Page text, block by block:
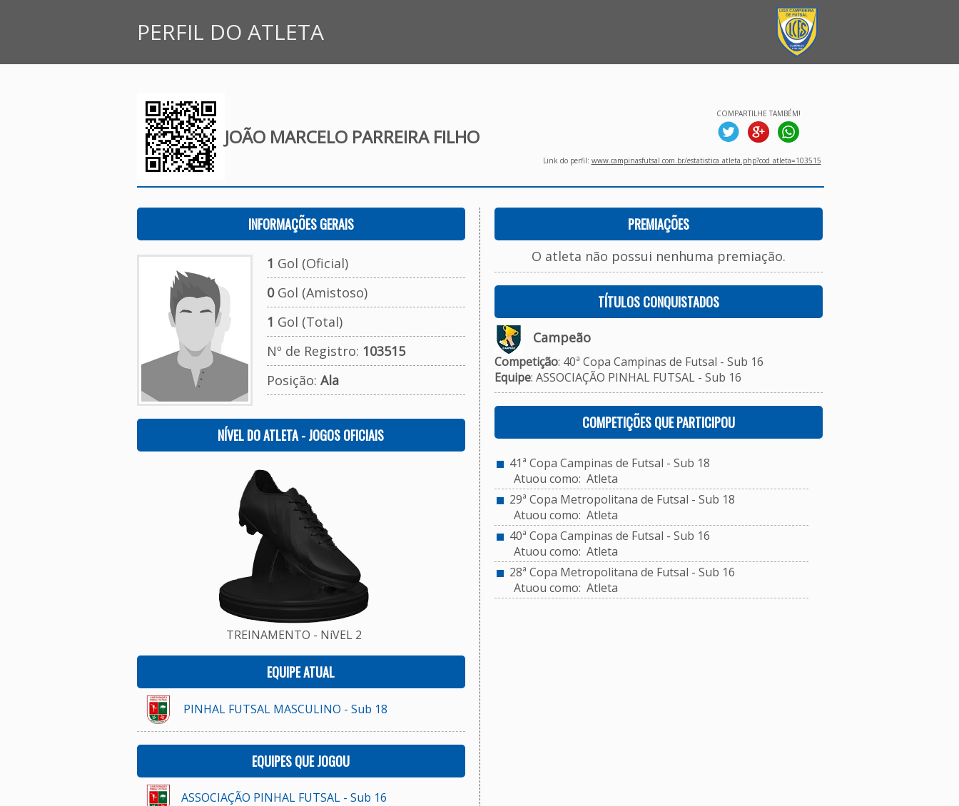
PERFIL DO ATLETA
JOÃO MARCELO PARREIRA FILHO
COMPARTILHE TAMBÉM!
Link do perfil: www.campinasfutsal.com.br/estatistica_atleta.php?cod_atleta=103515
INFORMAÇÕES GERAIS
1 Gol (Oficial)
0Gol (Amistoso)
1 Gol (Total)
Nº de Registro: 103515
Posição: Ala
NÍVEL DO ATLETA - JOGOS OFICIAIS
TREINAMENTO - NíVEL 2
EQUIPE ATUAL
PINHAL FUTSAL MASCULINO - Sub 18
EQUIPES QUE JOGOU
ASSOCIAÇÃO PINHAL FUTSAL - Sub 16
PREMIAÇÕES
O atleta não possui nenhuma premiação.
TÍTULOS CONQUISTADOS
Campeão
Competição: 40ª Copa Campinas de Futsal - Sub 16
Equipe: ASSOCIAÇÃO PINHAL FUTSAL - Sub 16
COMPETIÇÕES QUE PARTICIPOU
41ª Copa Campinas de Futsal - Sub 18
Atuou como: Atleta
29ª Copa Metropolitana de Futsal - Sub 18
Atuou como: Atleta
40ª Copa Campinas de Futsal - Sub 16
Atuou como: Atleta
28ª Copa Metropolitana de Futsal - Sub 16
Atuou como: Atleta